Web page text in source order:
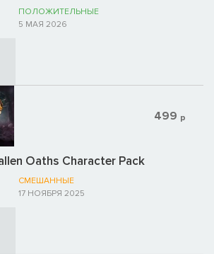
ПОЛОЖИТЕЛЬНЫЕ
5 МАЯ 2026
Oaths Character Pack
СМЕШАННЫЕ
17 НОЯБРЯ 2025
499 р